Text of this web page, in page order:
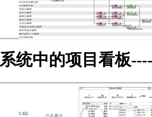
系统中的项目看板----